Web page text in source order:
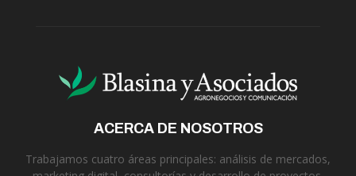
ACERCA DE NOSOTROS
Trabajamos cuatro áreas principales: análisis de mercados,